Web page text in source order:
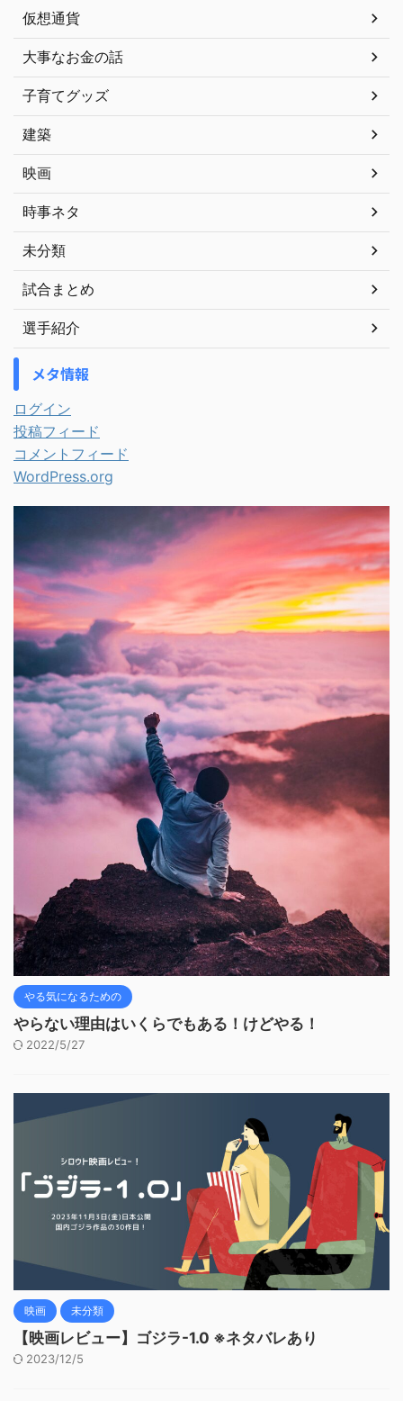
仮想通貨
大事なお金の話
子育てグッズ
建築
映画
時事ネタ
未分類
試合まとめ
選手紹介
メタ情報
ログイン
投稿フィード
コメントフィード
WordPress.org
やる気になるための
やらない理由はいくらでもある！けどやる！
2022/5/27
映画 未分類
【映画レビュー】ゴジラ-1.0 ※ネタバレあり
2023/12/5